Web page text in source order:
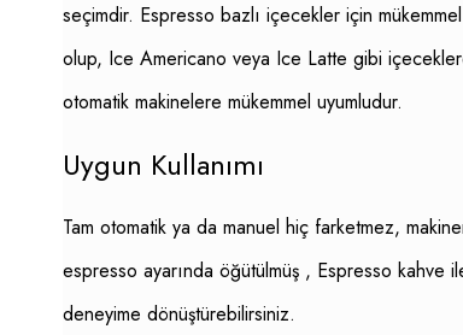
seçimdir. Espresso bazlı içecekler için
olup, Ice Americano veya Ice Latte gibi
otomatik makinelere mükemmel uyumludur.
Uygun Kullanımı
Tam otomatik ya da manuel hiç farketmez,
espresso ayarında öğütülmüş , Espresso
deneyime dönüştürebilirsiniz.